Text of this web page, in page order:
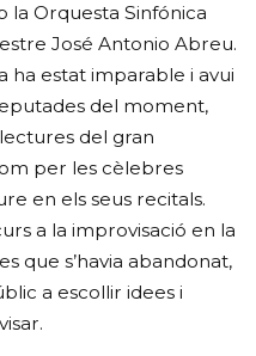
la Orquesta Sinfónica
José Antonio Abreu.
ha estat imparable i avui
del moment,
del gran
per les cèlebres
en els seus recitals.
a la improvisació en la
que s’havia abandonat,
a escollir idees i